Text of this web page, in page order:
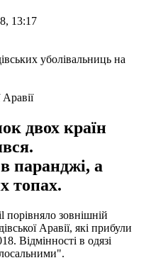
13:17
Аравії
двох країн
паранджі, а
топах.
зовнішній
Аравії, які прибули
Відмінності в одязі